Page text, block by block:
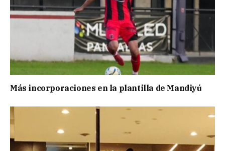
Más incorporaciones en la plantilla de Mandiyú